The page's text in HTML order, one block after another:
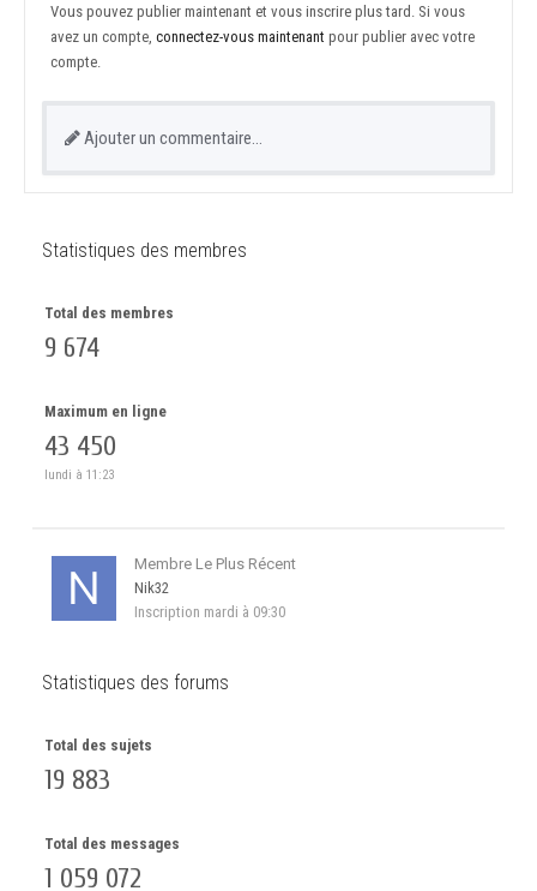
Vous pouvez publier maintenant et vous inscrire plus tard. Si vous
avez un compte, connectez-vous maintenant pour publier avec votre
compte.
Ajouter un commentaire…
Statistiques des membres
Total des membres
9 674
Maximum en ligne
43 450
lundi à 11:23
Membre Le Plus Récent
Nik32
Inscription mardi à 09:30
Statistiques des forums
Total des sujets
19 883
Total des messages
1 059 072